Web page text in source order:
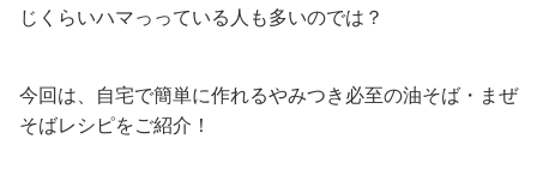
じくらいハマっっている人も多いのでは？
今回は、自宅で簡単に作れるやみつき必至の油そば・まぜ
そばレシピをご紹介！